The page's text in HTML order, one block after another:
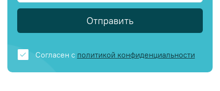
Отправить
Согласен с политикой конфиденциальности